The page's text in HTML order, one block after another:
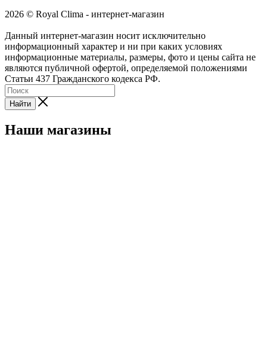
2026 © Royal Clima - интернет-магазин
Данный интернет-магазин носит исключительно
информационный характер и ни при каких условиях
информационные материалы, размеры, фото и цены сайта не
являются публичной офертой, определяемой положениями
Статьи 437 Гражданского кодекса РФ.
Найти
Наши магазины